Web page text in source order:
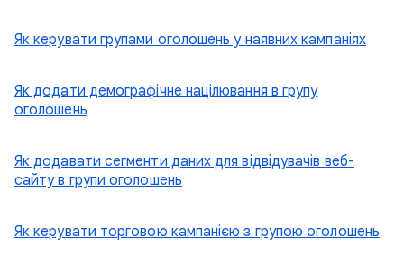
Як керувати групами оголошень у наявних кампаніях
Як додати демографічне націлювання в групу
оголошень
Як додавати сегменти даних для відвідувачів веб-
сайту в групи оголошень
Як керувати торговою кампанією з групою оголошень